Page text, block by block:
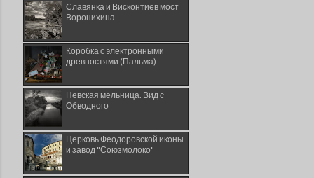
Славянка и Висконтиев мост
Воронихина
Коробка с электронными
древностями (Пальма)
Невская мельница. Вид с
Обводного
Церковь Феодоровской иконы
и завод "Союзмолоко"